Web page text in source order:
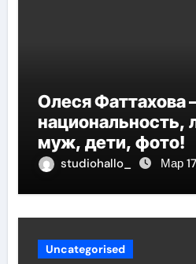
Олеся Фаттахова
национальность,
муж, дети, фото!
studiohallo_ Мар
Uncategorised